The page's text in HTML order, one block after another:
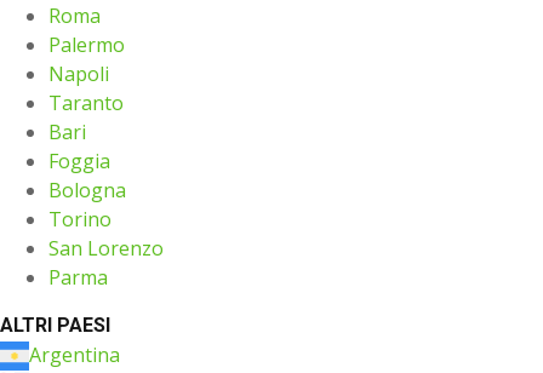
Roma
Palermo
Napoli
Taranto
Bari
Foggia
Bologna
Torino
San Lorenzo
Parma
ALTRI PAESI
Argentina